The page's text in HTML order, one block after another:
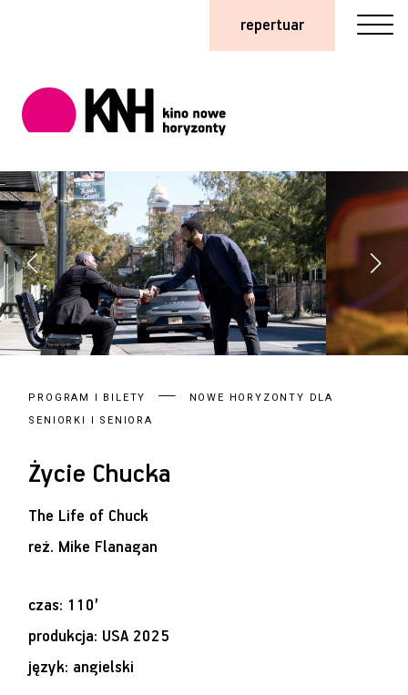
repertuar
PROGRAM I BILETY
NOWE HORYZONTY DLA
SENIORKI I SENIORA
Życie Chucka
The Life of Chuck
reż. Mike Flanagan
czas: 110’
produkcja: USA 2025
język: angielski